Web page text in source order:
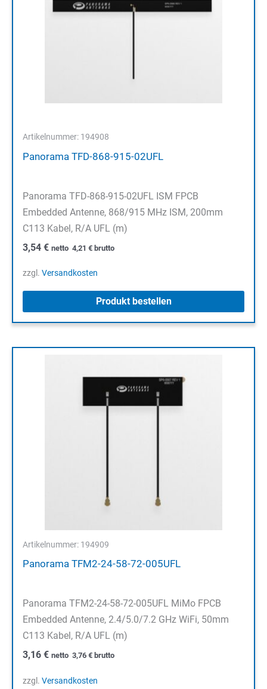
Artikelnummer: 194908
Panorama TFD-868-915-02UFL
Panorama TFD-868-915-02UFL ISM FPCB
Embedded Antenne, 868/915 MHz ISM, 200mm
C113 Kabel, R/A UFL (m)
3,54 € netto 4,21 € brutto
zzgl. Versandkosten
Produkt bestellen
Artikelnummer: 194909
Panorama TFM2-24-58-72-005UFL
Panorama TFM2-24-58-72-005UFL MiMo FPCB
Embedded Antenne, 2.4/5.0/7.2 GHz WiFi, 50mm
C113 Kabel, R/A UFL (m)
3,16 € netto 3,76 € brutto
zzgl. Versandkosten